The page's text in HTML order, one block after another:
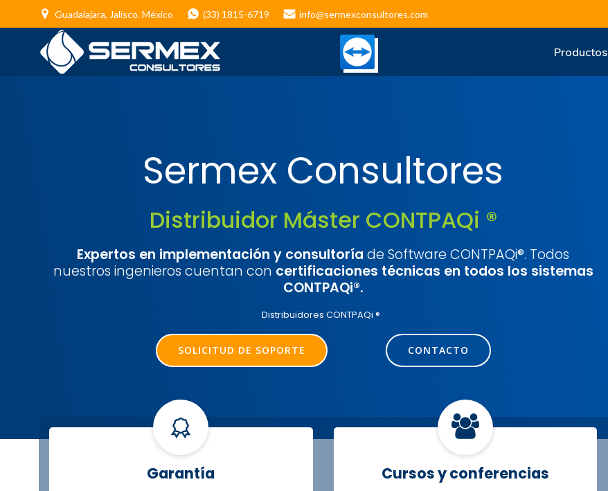
contenido
Guadalajara, Jalisco. México (33) 1815-6719 info@sermexconsultores.com
Productos
Sermex Consultores
Distribuidor Máster CONTPAQi ®
Expertos en implementación y consultoría de Software CONTPAQi®. Todos
nuestros ingenieros cuentan con certificaciones técnicas en todos los sistemas
CONTPAQi®.
Distribuidores CONTPAQi ®
SOLICITUD DE SOPORTE CONTACTO
Garantía Cursos y conferencias